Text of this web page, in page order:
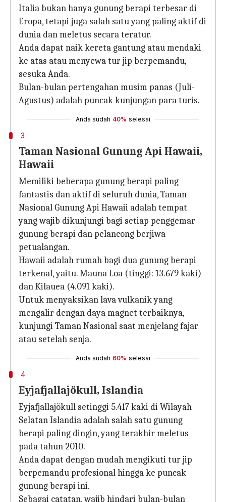
Italia bukan hanya gunung berapi terbesar di
Eropa, tetapi juga salah satu yang paling aktif di
dunia dan meletus secara teratur.
Anda dapat naik kereta gantung atau mendaki
ke atas atau menyewa tur jip berpemandu,
sesuka Anda.
Bulan-bulan pertengahan musim panas (Juli-
Agustus) adalah puncak kunjungan para turis.
Anda sudah 40% selesai
3
Taman Nasional Gunung Api Hawaii,
Hawaii
Memiliki beberapa gunung berapi paling
fantastis dan aktif di seluruh dunia, Taman
Nasional Gunung Api Hawaii adalah tempat
yang wajib dikunjungi bagi setiap penggemar
gunung berapi dan pelancong berjiwa
petualangan.
Hawaii adalah rumah bagi dua gunung berapi
terkenal, yaitu. Mauna Loa (tinggi: 13.679 kaki)
dan Kilauea (4.091 kaki).
Untuk menyaksikan lava vulkanik yang
mengalir dengan daya magnet terbaiknya,
kunjungi Taman Nasional saat menjelang fajar
atau setelah senja.
Anda sudah 60% selesai
4
Eyjafjallajökull, Islandia
Eyjafjallajökull setinggi 5.417 kaki di Wilayah
Selatan Islandia adalah salah satu gunung
berapi paling dingin, yang terakhir meletus
pada tahun 2010.
Anda dapat dengan mudah mengikuti tur jip
berpemandu profesional hingga ke puncak
gunung berapi ini.
Sebagai catatan, wajib hindari bulan-bulan